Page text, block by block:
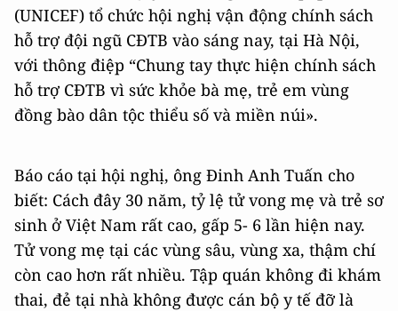
(UNICEF) tổ chức hội nghị vận động chính sách
hỗ trợ đội ngũ CĐTB vào sáng nay, tại Hà Nội,
với thông điệp “Chung tay thực hiện chính sách
hỗ trợ CĐTB vì sức khỏe bà mẹ, trẻ em vùng
đồng bào dân tộc thiểu số và miền núi».
Báo cáo tại hội nghị, ông Đinh Anh Tuấn cho
biết: Cách đây 30 năm, tỷ lệ tử vong mẹ và trẻ sơ
sinh ở Việt Nam rất cao, gấp 5- 6 lần hiện nay.
Tử vong mẹ tại các vùng sâu, vùng xa, thậm chí
còn cao hơn rất nhiều. Tập quán không đi khám
thai, đẻ tại nhà không được cán bộ y tế đỡ là